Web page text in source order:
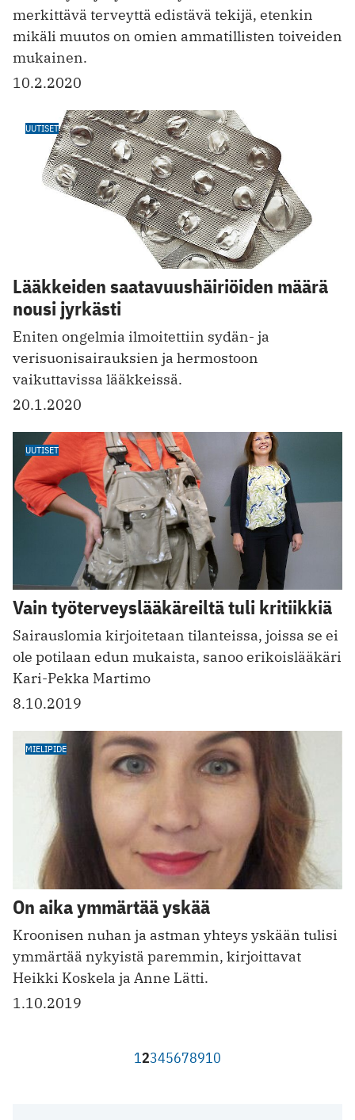
merkittävä terveyttä edistävä tekijä, etenkin
mikäli muutos on omien ammatillisten toiveiden
mukainen.
10.2.2020
UUTISET
Lääkkeiden saatavuushäiriöiden määrä
nousi jyrkästi
Eniten ongelmia ilmoitettiin sydän- ja
verisuonisairauksien ja hermostoon
vaikuttavissa lääkkeissä.
20.1.2020
UUTISET
Vain työterveyslääkäreiltä tuli kritiikkiä
Sairauslomia ­kirjoitetaan ­tilanteissa, joissa se ei
ole potilaan edun mukaista, sanoo erikoislääkäri
Kari-Pekka Martimo
8.10.2019
MIELIPIDE
On aika ymmärtää yskää
Kroonisen nuhan ja astman yhteys yskään tulisi
ymmärtää nykyistä paremmin, kirjoittavat
Heikki Koskela ja Anne Lätti.
1.10.2019
12345678910